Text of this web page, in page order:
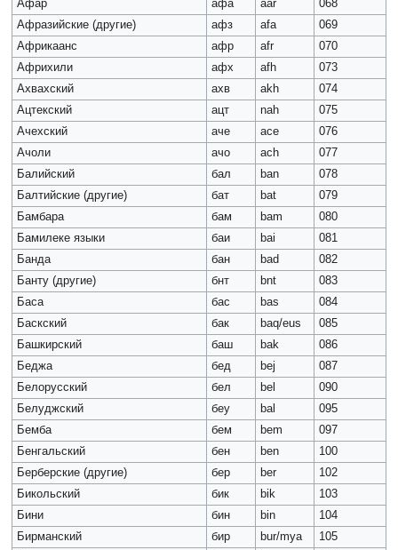
Афар
афа aar
068
Афразийские (другие)
афз afa
069
Африкаанс
афр afr
070
Африхили
афх afh
073
Ахвахский
ахв akh
074
Ацтекский
ацт nah
075
Ачехский
аче ace
076
Ачоли
ачо ach
077
Балийский
бал ban
078
Балтийские (другие)
бат bat
079
Бамбара
бам bam
080
Бамилеке языки
баи bai
081
Банда
бан bad
082
Банту (другие)
бнт bnt
083
Баса
бас bas
084
Баскский
бак baq/eus
085
Башкирский
баш bak
086
Беджа
бед bej
087
Белорусский
бел bel
090
Белуджский
беу bal
095
Бемба
бем bem
097
Бенгальский
бен ben
100
Берберские (другие)
бер ber
102
Бикольский
бик bik
103
Бини
бин bin
104
Бирманский
бир bur/mya
105